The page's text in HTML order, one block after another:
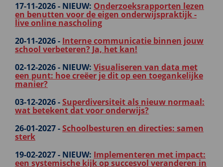
17-11-2026 - NIEUW: Onderzoeksrapporten lezen
en benutten voor de eigen onderwijspraktijk -
live online nascholing
20-11-2026 - Interne communicatie binnen jouw
school verbeteren? Ja, het kan!
02-12-2026 - NIEUW: Visualiseren van data met
een punt: hoe creëer je dit op een toegankelijke
manier?
03-12-2026 -Superdiversiteit als nieuw normaal:
wat betekent dat voor onderwijs?
26-01-2027 -Schoolbesturen en directies: samen
sterk
19-02-2027 - NIEUW: Implementeren met impact:
een systemische kijk op succesvol veranderen in